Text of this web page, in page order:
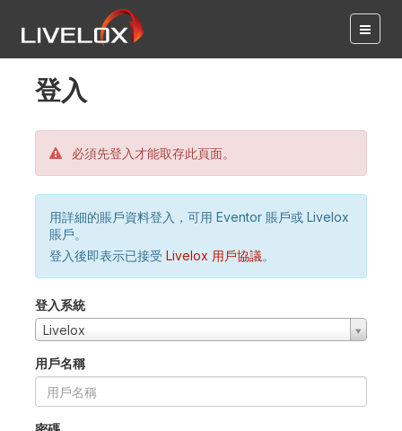
登入
必須先登入才能取存此頁面。
用詳細的賬戶資料登入，可用 Eventor 賬戶或 Livelox
賬戶。
登入後即表示已接受 Livelox 用戶協議。
登入系統
Livelox
用戶名稱